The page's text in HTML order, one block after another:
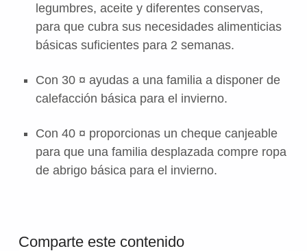
legumbres, aceite y diferentes conservas,
para que cubra sus necesidades alimenticias
básicas suficientes para 2 semanas.
Con 30 ¤ ayudas a una familia a disponer de
calefacción básica para el invierno.
Con 40 ¤ proporcionas un cheque canjeable
para que una familia desplazada compre ropa
de abrigo básica para el invierno.
Comparte este contenido